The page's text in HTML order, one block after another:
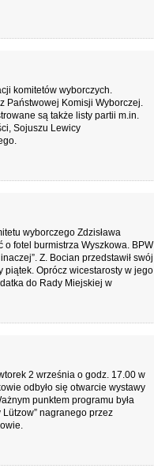
komitetów wyborczych.
Państwowej Komisji Wyborczej.
są także listy partii m.in.
Sojuszu Lewicy
wyborczego Zdzisława
fotel burmistrza Wyszkowa. BPW
Z. Bocian przedstawił swój
piątek. Oprócz wicestarosty w jego
do Rady Miejskiej w
2 września o godz. 17.00 w
odbyło się otwarcie wystawy
punktem programu była
nagranego przez